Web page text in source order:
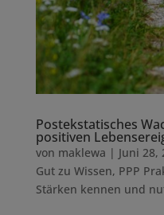
Postekstatisches
positiven
von maklewa | Juni 28,
Gut zu Wissen, PPP
Stärken kennen und